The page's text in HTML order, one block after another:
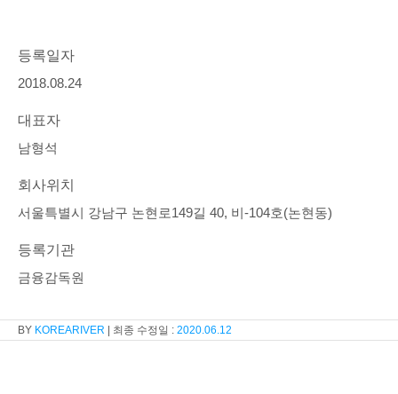
등록일자
2018.08.24
대표자
남형석
회사위치
서울특별시 강남구 논현로149길 40, 비-104호(논현동)
등록기관
금융감독원
KOREARIVER 2020.06.12